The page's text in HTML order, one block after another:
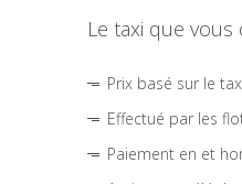
Le taxi que vous
Prix basé sur le
Effectué par les
Paiement en et